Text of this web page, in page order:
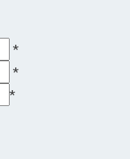
*
*
*